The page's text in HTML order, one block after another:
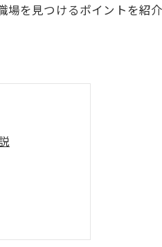
を見つけるポイントを紹